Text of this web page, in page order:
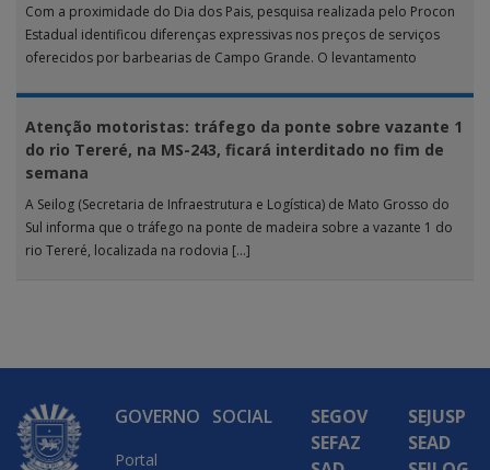
Com a proximidade do Dia dos Pais, pesquisa realizada pelo Procon
Estadual identificou diferenças expressivas nos preços de serviços
oferecidos por barbearias de Campo Grande. O levantamento
Atenção motoristas: tráfego da ponte sobre vazante 1
do rio Tereré, na MS-243, ficará interditado no fim de
semana
A Seilog (Secretaria de Infraestrutura e Logística) de Mato Grosso do
Sul informa que o tráfego na ponte de madeira sobre a vazante 1 do
rio Tereré, localizada na rodovia […]
GOVERNO
Portal
SOCIAL
SEGOV
SEFAZ
SEJUSP
SEAD